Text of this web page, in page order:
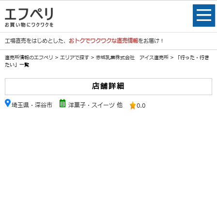
工場直売をはじめとした、 おトクでワクワクな直売情報をお届け！
直売所情報のエフペリ > エリアで探す > 赤城乳業株式会社 アイス直売所 > 「行った・行き
たい」一覧
店舗詳細
埼玉県・深谷市 洋菓子・スイーツ 他 0.0